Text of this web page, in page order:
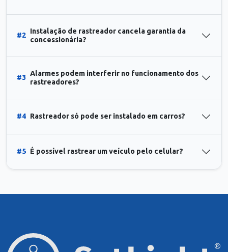
#2
Instalação de rastreador cancela garantia da
concessionária?
#3
Alarmes podem interferir no funcionamento dos
rastreadores?
#4 Rastreador só pode ser instalado em carros?
#5 É possível rastrear um veículo pelo celular?